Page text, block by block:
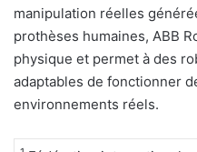
manipulation réelles
prothèses humaines, ABB
physique et permet à des
adaptables de fonctionner
environnements réels.